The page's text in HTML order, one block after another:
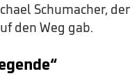
Schumacher, der
den Weg gab.